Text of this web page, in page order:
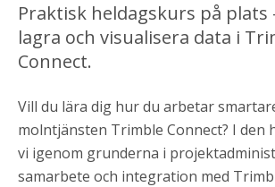
Praktisk heldagskurs på plats
lagra och visualisera data i
Connect.
Vill du lära dig hur du arbetar
molntjänsten Trimble Connect? I den
vi igenom grunderna i
samarbete och integration med